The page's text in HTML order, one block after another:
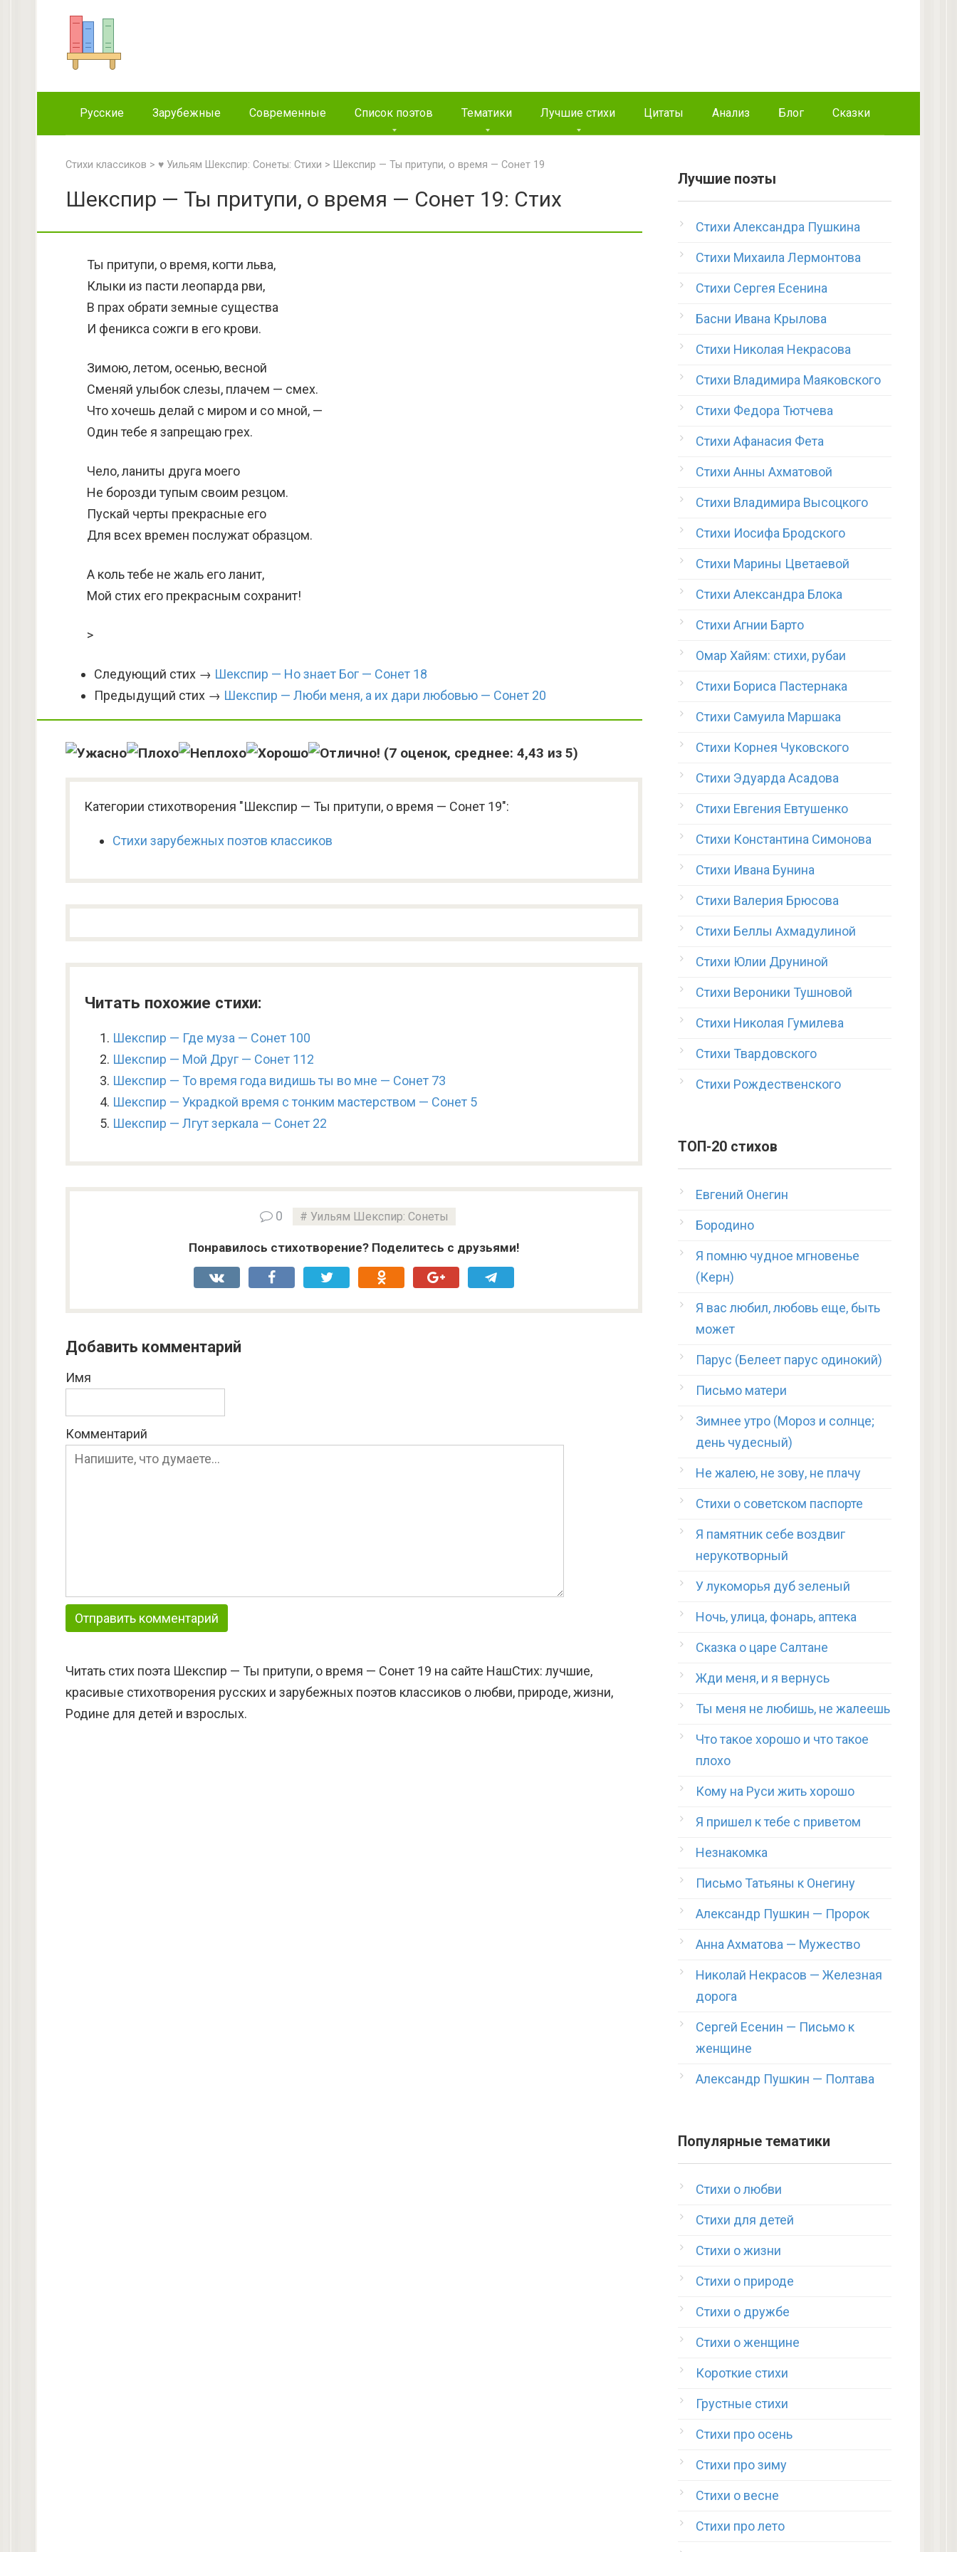
Русские Зарубежные Современные Список поэтов Тематики Лучшие стихи Цитаты Анализ Блог Сказки
Стихи классиков > ♥ Уильям Шекспир: Сонеты: Стихи > Шекспир — Ты притупи, о время — Сонет 19
Шекспир — Ты притупи, о время — Сонет 19: Стих
Ты притупи, о время, когти льва,
Клыки из пасти леопарда рви,
В прах обрати земные существа
И феникса сожги в его крови.
Зимою, летом, осенью, весной
Сменяй улыбок слезы, плачем — смех.
Что хочешь делай с миром и со мной, —
Один тебе я запрещаю грех.
Чело, ланиты друга моего
Не борозди тупым своим резцом.
Пускай черты прекрасные его
Для всех времен послужат образцом.
А коль тебе не жаль его ланит,
Мой стих его прекрасным сохранит!
>
Следующий стих → Шекспир — Но знает Бог — Сонет 18
Предыдущий стих → Шекспир — Люби меня, а их дари любовью — Сонет 20
(7 оценок, среднее: 4,43 из 5)
Категории стихотворения "Шекспир — Ты притупи, о время — Сонет 19":
Стихи зарубежных поэтов классиков
Читать похожие стихи:
Шекспир — Где муза — Сонет 100
Шекспир — Мой Друг — Сонет 112
Шекспир — То время года видишь ты во мне — Сонет 73
Шекспир — Украдкой время с тонким мастерством — Сонет 5
Шекспир — Лгут зеркала — Сонет 22
0 Уильям Шекспир: Сонеты
Понравилось стихотворение? Поделитесь с друзьями!
Добавить комментарий
Имя
Комментарий
Читать стих поэта Шекспир — Ты притупи, о время — Сонет 19 на сайте НашСтих: лучшие,
красивые стихотворения русских и зарубежных поэтов классиков о любви, природе, жизни,
Родине для детей и взрослых.
Лучшие поэты
Стихи Александра Пушкина
Стихи Михаила Лермонтова
Стихи Сергея Есенина
Басни Ивана Крылова
Стихи Николая Некрасова
Стихи Владимира Маяковского
Стихи Федора Тютчева
Стихи Афанасия Фета
Стихи Анны Ахматовой
Стихи Владимира Высоцкого
Стихи Иосифа Бродского
Стихи Марины Цветаевой
Стихи Александра Блока
Стихи Агнии Барто
Омар Хайям: стихи, рубаи
Стихи Бориса Пастернака
Стихи Самуила Маршака
Стихи Корнея Чуковского
Стихи Эдуарда Асадова
Стихи Евгения Евтушенко
Стихи Константина Симонова
Стихи Ивана Бунина
Стихи Валерия Брюсова
Стихи Беллы Ахмадулиной
Стихи Юлии Друниной
Стихи Вероники Тушновой
Стихи Николая Гумилева
Стихи Твардовского
Стихи Рождественского
ТОП-20 стихов
Евгений Онегин
Бородино
Я помню чудное мгновенье
(Керн)
Я вас любил, любовь еще, быть
может
Парус (Белеет парус одинокий)
Письмо матери
Зимнее утро (Мороз и солнце;
день чудесный)
Не жалею, не зову, не плачу
Стихи о советском паспорте
Я памятник себе воздвиг
нерукотворный
У лукоморья дуб зеленый
Ночь, улица, фонарь, аптека
Сказка о царе Салтане
Жди меня, и я вернусь
Ты меня не любишь, не жалеешь
Что такое хорошо и что такое
плохо
Кому на Руси жить хорошо
Я пришел к тебе с приветом
Незнакомка
Письмо Татьяны к Онегину
Александр Пушкин — Пророк
Анна Ахматова — Мужество
Николай Некрасов — Железная
дорога
Сергей Есенин — Письмо к
женщине
Александр Пушкин — Полтава
Популярные тематики
Стихи о любви
Стихи для детей
Стихи о жизни
Стихи о природе
Стихи о дружбе
Стихи о женщине
Короткие стихи
Грустные стихи
Стихи про осень
Стихи про зиму
Стихи о весне
Стихи про лето